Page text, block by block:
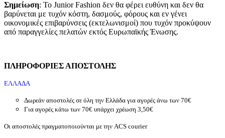
Σημείωση: Το Junior Fashion δεν θα φέρει ευθύνη και δεν θα
βαρύνεται με τυχόν κόστη, δασμούς, φόρους και εν γένει
οικονομικές επιβαρύνσεις (εκτελωνισμοί) που τυχόν προκύψουν
από παραγγελίες πελατών εκτός Ευρωπαϊκής Ένωσης.
ΠΛΗΡΟΦΟΡΙΕΣ ΑΠΟΣΤΟΛΗΣ
ΕΛΛΑΔΑ
Δωρεάν αποστολές σε όλη την Ελλάδα για αγορές άνω των 70€
Για αγορές κάτω των 70€ υπάρχει χρέωση 3,50€
Οι αποστολές πραγματοποιούνται με την ACS courier